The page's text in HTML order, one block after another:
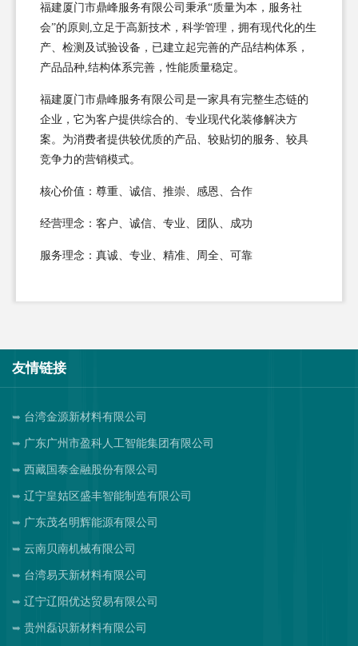
福建厦门市鼎峰服务有限公司秉承“质量为本，服务社
会”的原则,立足于高新技术，科学管理，拥有现代化的生
产、检测及试验设备，已建立起完善的产品结构体系，
产品品种,结构体系完善，性能质量稳定。
福建厦门市鼎峰服务有限公司是一家具有完整生态链的
企业，它为客户提供综合的、专业现代化装修解决方
案。为消费者提供较优质的产品、较贴切的服务、较具
竞争力的营销模式。
核心价值：尊重、诚信、推崇、感恩、合作
经营理念：客户、诚信、专业、团队、成功
服务理念：真诚、专业、精准、周全、可靠
友情链接
台湾金源新材料有限公司
广东广州市盈科人工智能集团有限公司
西藏国泰金融股份有限公司
辽宁皇姑区盛丰智能制造有限公司
广东茂名明辉能源有限公司
云南贝南机械有限公司
台湾易天新材料有限公司
辽宁辽阳优达贸易有限公司
贵州磊识新材料有限公司